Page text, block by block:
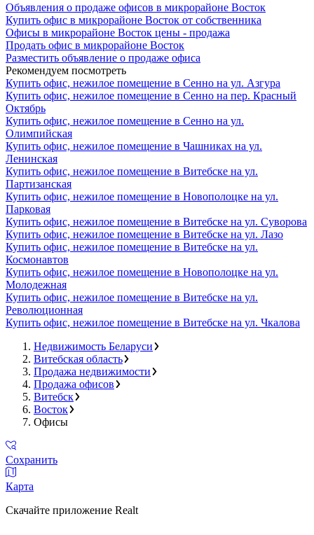
Объявления о продаже офисов в микрорайоне Восток
Купить офис в микрорайоне Восток от собственника
Офисы в микрорайоне Восток цены - продажа
Продать офис в микрорайоне Восток
Разместить объявление о продаже офиса
Рекомендуем посмотреть
Купить офис, нежилое помещение в Сенно на ул. Азгура
Купить офис, нежилое помещение в Сенно на пер. Красный
Октябрь
Купить офис, нежилое помещение в Сенно на ул.
Олимпийская
Купить офис, нежилое помещение в Чашниках на ул.
Ленинская
Купить офис, нежилое помещение в Витебске на ул.
Партизанская
Купить офис, нежилое помещение в Новополоцке на ул.
Парковая
Купить офис, нежилое помещение в Витебске на ул. Суворова
Купить офис, нежилое помещение в Витебске на ул. Лазо
Купить офис, нежилое помещение в Витебске на ул.
Космонавтов
Купить офис, нежилое помещение в Новополоцке на ул.
Молодежная
Купить офис, нежилое помещение в Витебске на ул.
Революционная
Купить офис, нежилое помещение в Витебске на ул. Чкалова
Недвижимость Беларуси
Витебская область
Продажа недвижимости
Продажа офисов
Витебск
Восток
Офисы
Сохранить
Карта
Скачайте приложение Realt